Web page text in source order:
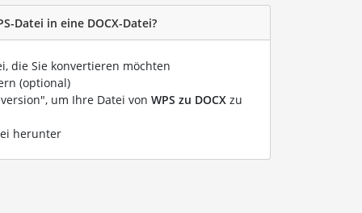
Datei in eine DOCX-Datei?
die Sie konvertieren möchten
(optional)
um Ihre Datei von WPS zu DOCX zu
herunter